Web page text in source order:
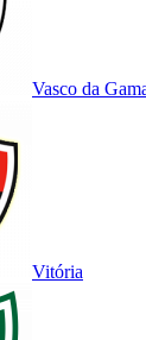
Vasco da
Vitória